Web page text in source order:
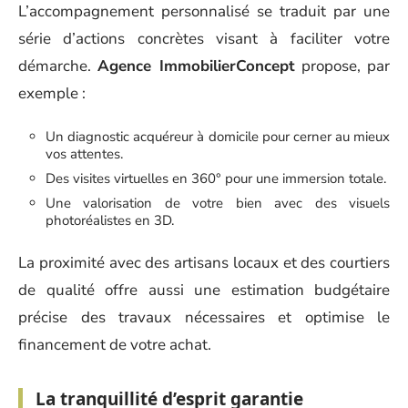
L’accompagnement personnalisé se traduit par une
série d’actions concrètes visant à faciliter votre
démarche.Agence ImmobilierConceptpropose, par
exemple :
Un diagnostic acquéreur à domicile pour cerner au mieux
vos attentes.
Des visites virtuelles en 360° pour une immersion totale.
Une valorisation de votre bien avec des visuels
photoréalistes en 3D.
La proximité avec des artisans locaux et des courtiers
de qualité offre aussi une estimation budgétaire
précise des travaux nécessaires et optimise le
financement de votre achat.
La tranquillité d’esprit garantie